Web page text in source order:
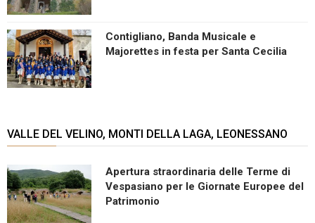
Contigliano, Banda Musicale e
Majorettes in festa per Santa Cecilia
VALLE DEL VELINO, MONTI DELLA LAGA, LEONESSANO
Apertura straordinaria delle Terme di
Vespasiano per le Giornate Europee del
Patrimonio